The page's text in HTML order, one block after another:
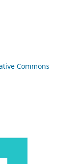
Commons